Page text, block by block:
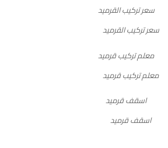
سعر تركيب القرميد
معلم تركيب قرميد
اسقف قرميد